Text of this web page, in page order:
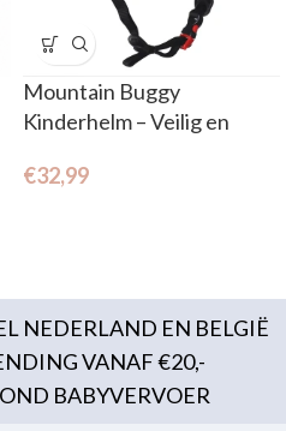
Mountain Buggy
Kinderhelm – Veilig en
€32,99
NEDERLAND EN BELGIË
VANAF €20,-
BABYVERVOER